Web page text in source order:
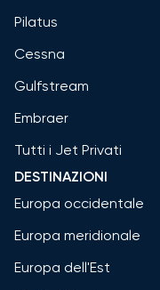
Pilatus
Cessna
Gulfstream
Embraer
Tutti i Jet Privati
DESTINAZIONI
Europa occidentale
Europa meridionale
Europa dell'Est